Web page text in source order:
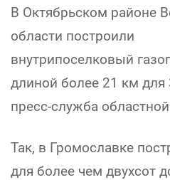
В Октябрьском районе
области построили
внутрипоселковый
длиной более 21 км
пресс-служба
Так, в Громославке
для более чем двухсот